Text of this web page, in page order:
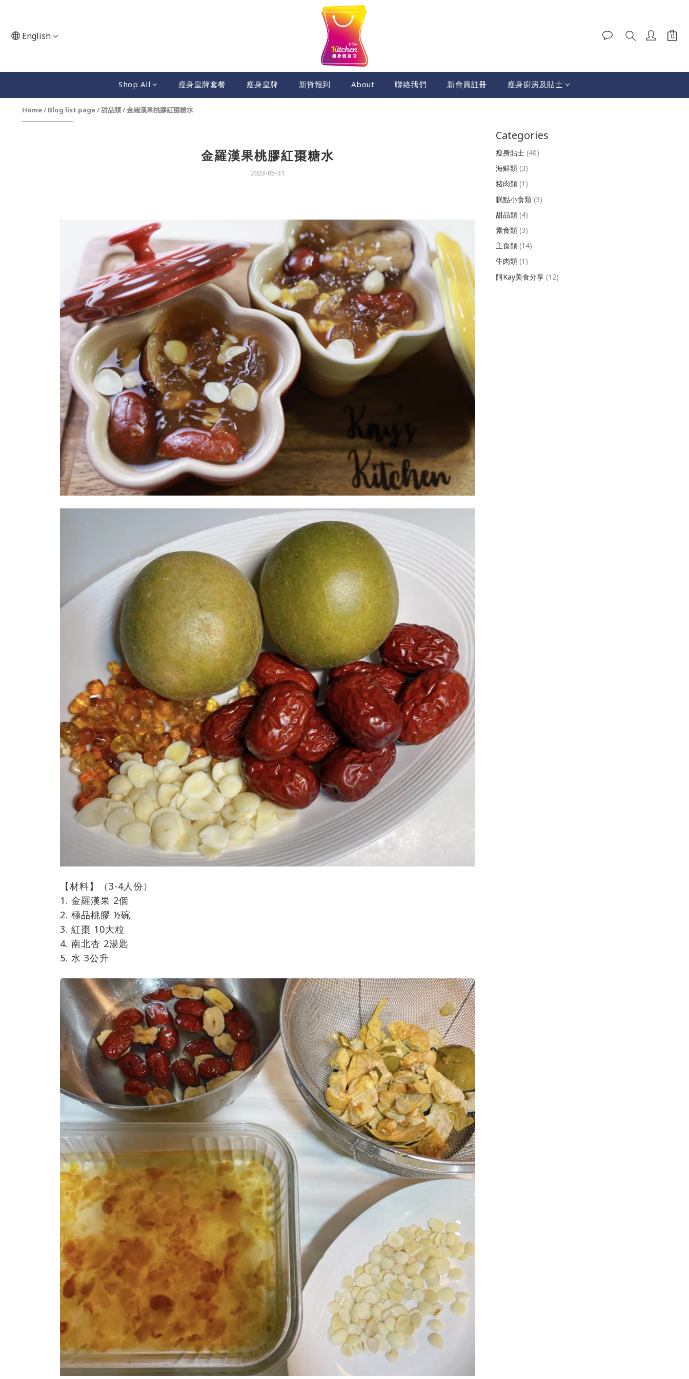
English
Shop All 瘦身皇牌套餐 瘦身皇牌 新貨報到 About 聯絡我們 新會員註冊 瘦身廚房及貼士
Home/ Blog list page/甜品類/金羅漢果桃膠紅棗糖水
金羅漢果桃膠紅棗糖水
2023-05-31
【材料】（3-4人份）
1. 金羅漢果 2個
2. 極品桃膠 ½碗
3. 紅棗 10大粒
4. 南北杏 2湯匙
5. 水 3公升
Categories
瘦身貼士 (40)
海鮮類 (3)
豬肉類 (1)
糕點小食類 (3)
甜品類 (4)
素食類 (3)
主食類 (14)
牛肉類 (1)
阿Kay美食分享 (12)